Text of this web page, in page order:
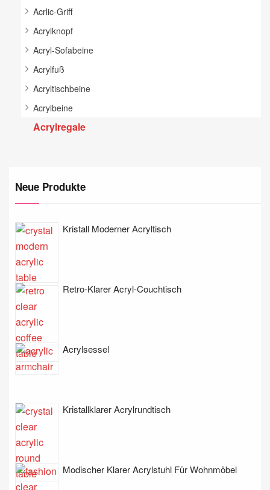
Acrlic-Griff
Acrylknopf
Acryl-Sofabeine
Acrylfuß
Acryltischbeine
Acrylbeine
Acrylregale
Neue Produkte
Kristall Moderner Acryltisch
Retro-Klarer Acryl-Couchtisch
Acrylsessel
Kristallklarer Acrylrundtisch
Modischer Klarer Acrylstuhl Für Wohnmöbel